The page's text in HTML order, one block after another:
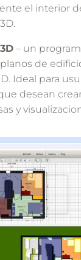
el interior
– un
de
Ideal para
desean
y